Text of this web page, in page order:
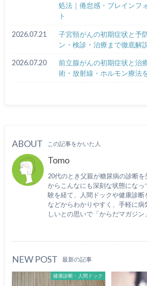
処法｜倦怠感・ブレインフ
ト
2026.07.21
子宮頸がんの初期症状と予
ン・検診・治療まで徹底解
2026.07.20
前立腺がんの初期症状と治
術・放射線・ホルモン療法
ABOUT この記事をかいた人
Tomo
20代のとき父親が糖尿病の診断
からこんなにも深刻な状態にな
験を経て、人間ドックや健康診断
などからわかりやすく、手軽に
しいとの思いで「からだマガジン
NEW POST 最新の記事
健康診断・人間ドック